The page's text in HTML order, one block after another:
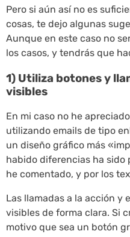
Pero si aún así no es
cosas, te dejo algunas
Aunque en este caso no
los casos, y tendrás que
1) Utiliza botones y
visibles
En mi caso no he
utilizando emails de tipo
un diseño gráfico más
habido diferencias ha sido
he comentado, y por los
Las llamadas a la acción y
visibles de forma clara. Si
motivo que sea un botón